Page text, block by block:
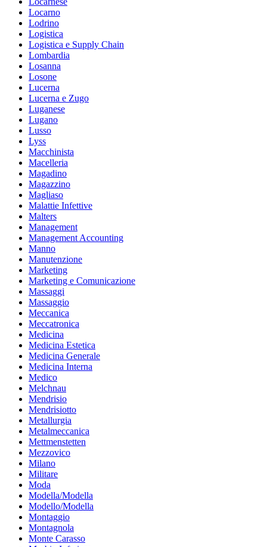
Locarno
Lodrino
Logistica
Logistica e Supply Chain
Lombardia
Losanna
Losone
Lucerna
Lucerna e Zugo
Luganese
Lugano
Lusso
Lyss
Macchinista
Macelleria
Magadino
Magazzino
Magliaso
Malattie Infettive
Malters
Management
Management Accounting
Manno
Manutenzione
Marketing
Marketing e Comunicazione
Massaggi
Massaggio
Meccanica
Meccatronica
Medicina
Medicina Estetica
Medicina Generale
Medicina Interna
Medico
Melchnau
Mendrisio
Mendrisiotto
Metallurgia
Metalmeccanica
Mettmenstetten
Mezzovico
Milano
Militare
Moda
Modella/Modella
Modello/Modella
Montaggio
Montagnola
Monte Carasso